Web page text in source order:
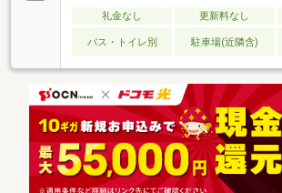
礼金なし 更新料なし
バス・トイレ別 駐車場(近隣含)